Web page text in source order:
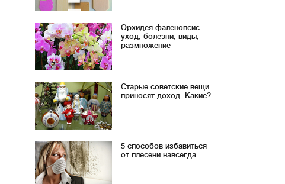
Орхидея фаленопсис:
уход, болезни, виды,
размножение
Старые советские вещи
приносят доход. Какие?
5 способов избавиться
от плесени навсегда